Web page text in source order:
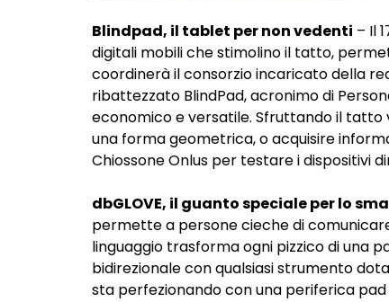
Blindpad, il tablet per non vedenti – Il
digitali mobili che stimolino il tatto,
coordinerà ilconsorzio incaricato della
ribattezzato BlindPad, acronimo di
economico e versatile. Sfruttando il
una forma geometrica, o acquisire
Chiossone Onlus per testare i dispositivi
dbGLOVE, il guanto speciale per lo
permette a persone cieche di
linguaggio trasforma ogni pizzico di una
bidirezionale con qualsiasi strumento
sta perfezionando con una periferica